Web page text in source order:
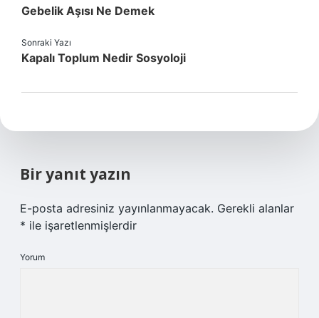
Gebelik Aşısı Ne Demek
Sonraki Yazı
Kapalı Toplum Nedir Sosyoloji
Bir yanıt yazın
E-posta adresiniz yayınlanmayacak. Gerekli alanlar
* ile işaretlenmişlerdir
Yorum